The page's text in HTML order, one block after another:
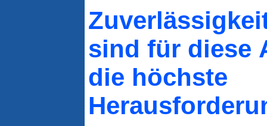
sind für diese
die höchste